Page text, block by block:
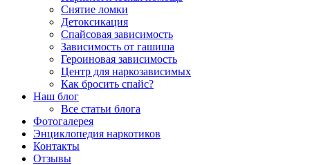
Снятие ломки
Детоксикация
Спайсовая зависимость
Зависимость от гашиша
Героиновая зависимость
Центр для наркозависимых
Как бросить спайс?
Наш блог
Все статьи блога
Фотогалерея
Энциклопедия наркотиков
Контакты
Отзывы